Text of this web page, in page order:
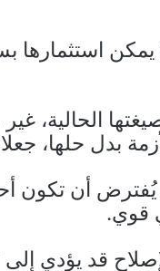
استثمارها
الحالية،
بدل حلها،
أن تكون
قوي.
قد يؤدي إلى